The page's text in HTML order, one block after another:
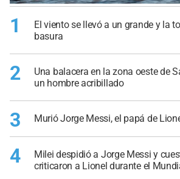
1
El viento se llevó a un grande y la
basura
2
Una balacera en la zona oeste de
un hombre acribillado
3 Murió Jorge Messi, el papá de
4
Milei despidió a Jorge Messi y
criticaron a Lionel durante el